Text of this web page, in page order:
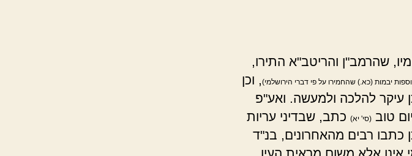
שהרמב"ן והריטב"א התירו,
יבמות (כא.) שהחמירו על פי דברי הירושלמי)
, וכן
עיקר להלכה ולמעשה. ואע"פ
טוב (סי' יא) כתב, שבדיני עריות
כתבו רבים מהאחרונים, בנ"ד
אלא משום מראית העין,